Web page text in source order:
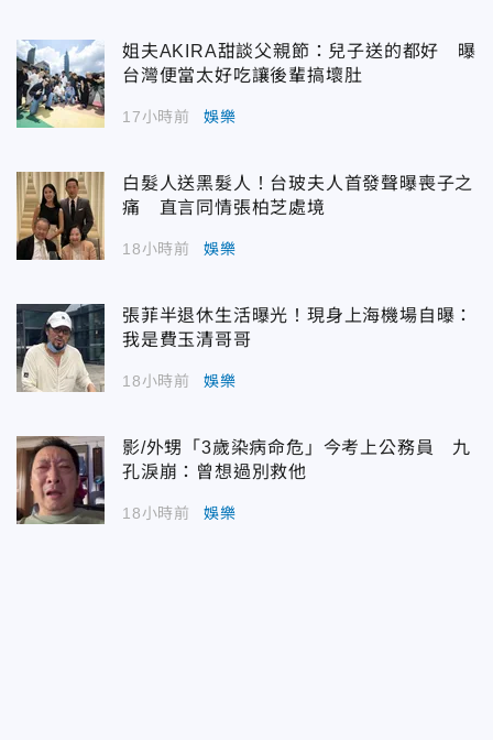
姐夫AKIRA甜談父親節：兒子送的都好 曝
台灣便當太好吃讓後輩搞壞肚
17小時前 娛樂
白髮人送黑髮人！台玻夫人首發聲曝喪子之
痛 直言同情張柏芝處境
18小時前 娛樂
張菲半退休生活曝光！現身上海機場自曝：
我是費玉清哥哥
18小時前 娛樂
影/外甥「3歲染病命危」今考上公務員 九
孔淚崩：曾想過別救他
18小時前 娛樂